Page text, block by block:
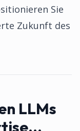
Sie
Zukunft des
LLMs